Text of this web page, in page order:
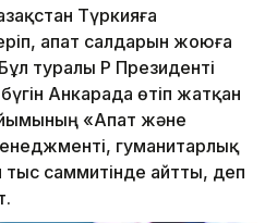
Түркияға
апат салдарын жоюға
туралы ҚР Президенті
Анкарада өтіп жатқан
«Апат және
гуманитарлық
саммитінде айтты, деп